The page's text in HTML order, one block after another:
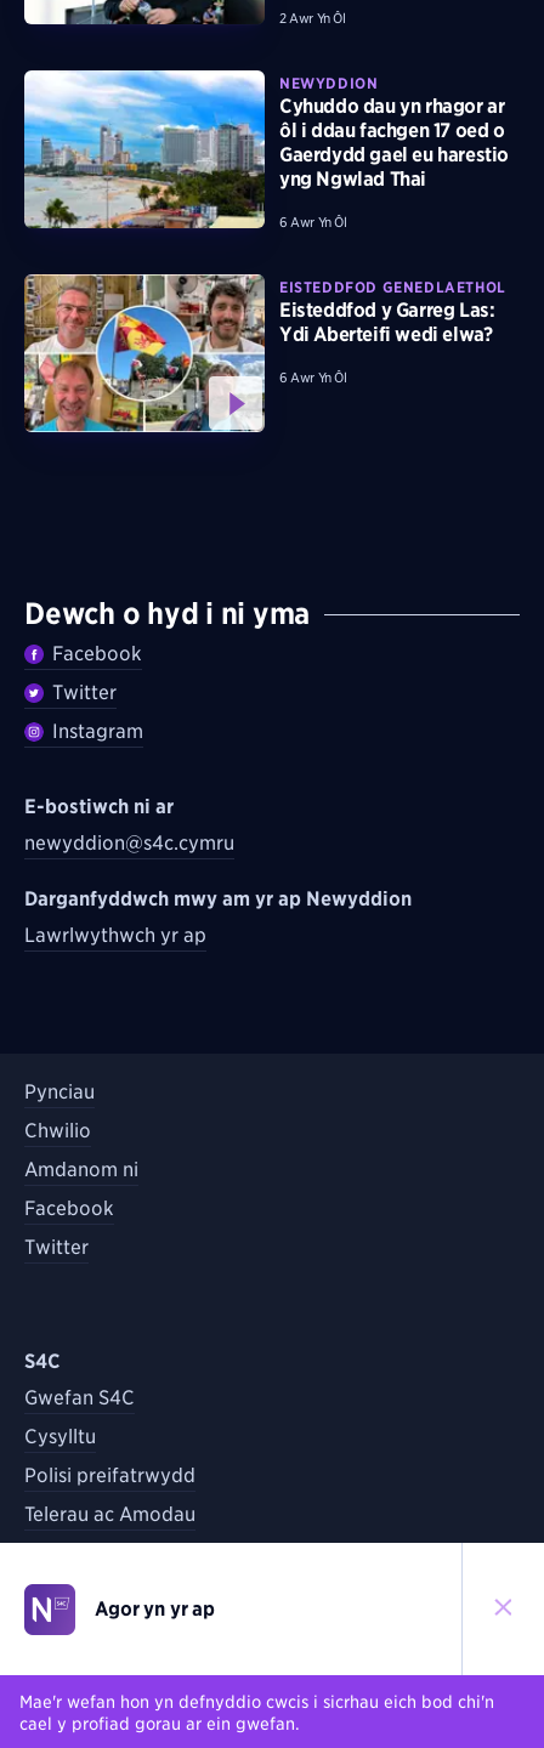
2 Awr Yn Ôl
NEWYDDION
Cyhuddo dau yn rhagor ar
ôl i ddau fachgen 17 oed o
Gaerdydd gael eu harestio
yng Ngwlad Thai
6 Awr Yn Ôl
EISTEDDFOD GENEDLAETHOL
Eisteddfod y Garreg Las:
Ydi Aberteifi wedi elwa?
6 Awr Yn Ôl
Dewch o hyd i ni yma
Facebook
Twitter
Instagram
E-bostiwch ni ar
newyddion@s4c.cymru
Darganfyddwch mwy am yr ap Newyddion
Lawrlwythwch yr ap
Pynciau
Chwilio
Amdanom ni
Facebook
Twitter
S4C
Gwefan S4C
Cysylltu
Polisi preifatrwydd
Telerau ac Amodau
Yn ôl i'r brig
Mae'r wefan hon yn defnyddio cwcis i sicrhau eich bod chi'n
cael y profiad gorau ar ein gwefan.
Agor yn yr ap